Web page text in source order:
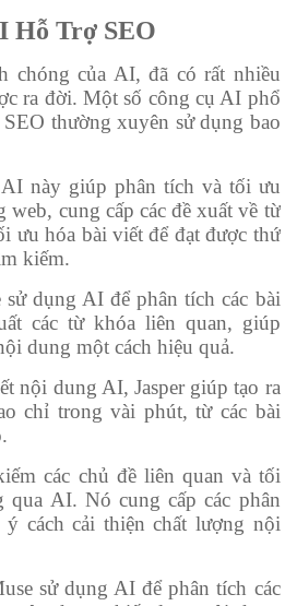
Hỗ Trợ SEO
chóng của AI, đã có rất nhiều
ra đời. Một số công cụ AI phổ
thường xuyên sử dụng bao
này giúp phân tích và tối ưu
web, cung cấp các đề xuất về từ
ưu hóa bài viết để đạt được thứ
kiếm.
sử dụng AI để phân tích các bài
các từ khóa liên quan, giúp
dung một cách hiệu quả.
nội dung AI, Jasper giúp tạo ra
chỉ trong vài phút, từ các bài
các chủ đề liên quan và tối
AI. Nó cung cấp các phân
cách cải thiện chất lượng nội
sử dụng AI để phân tích các